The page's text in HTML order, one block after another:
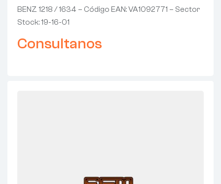
BENZ 1218 / 1634 – Código EAN: VA1092771 – Sector
Stock: 19-16-01
Consultanos